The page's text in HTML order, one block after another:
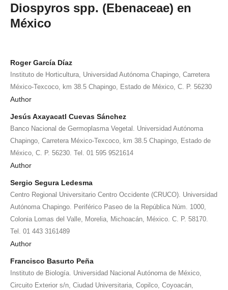
Diospyros spp. (Ebenaceae) en
México
Roger García Díaz
Instituto de Horticultura, Universidad Autónoma Chapingo, Carretera
México-Texcoco, km 38.5 Chapingo, Estado de México, C. P. 56230
Author
Jesús Axayacatl Cuevas Sánchez
Banco Nacional de Germoplasma Vegetal. Universidad Autónoma
Chapingo, Carretera México-Texcoco, km 38.5 Chapingo, Estado de
México, C. P. 56230. Tel. 01 595 9521614
Author
Sergio Segura Ledesma
Centro Regional Universitario Centro Occidente (CRUCO). Universidad
Autónoma Chapingo. Periférico Paseo de la República Núm. 1000,
Colonia Lomas del Valle, Morelia, Michoacán, México. C. P. 58170.
Tel. 01 443 3161489
Author
Francisco Basurto Peña
Instituto de Biología. Universidad Nacional Autónoma de México,
Circuito Exterior s/n, Ciudad Universitaria, Copilco, Coyoacán,